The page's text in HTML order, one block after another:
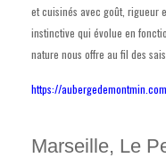
et cuisinés avec goût, rigueur
instinctive qui évolue en
nature nous offre au fil des
https://
Marseille, Le